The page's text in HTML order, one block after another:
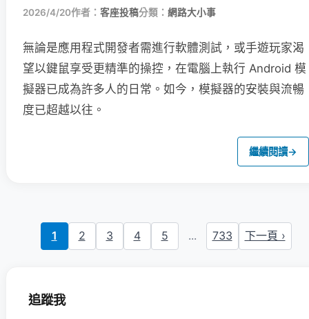
2026/4/20作者： 客座投稿分類： 網路大小事
無論是應用程式開發者需進行軟體測試，或手遊玩家渴
望以鍵鼠享受更精準的操控，在電腦上執行 Android 模
擬器已成為許多人的日常。如今，模擬器的安裝與流暢
度已超越以往。
繼續閱讀→
1 2 3 4 5 ... 733 下一頁 ›
追蹤我